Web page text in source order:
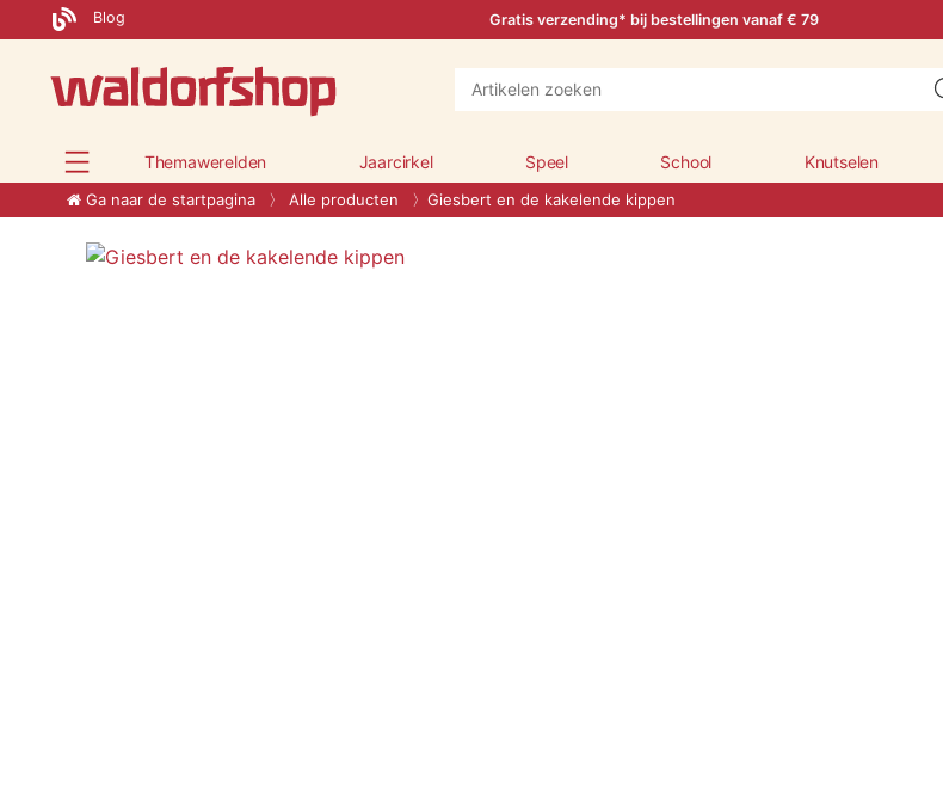
Blog Gratis verzending* bij bestellingen vanaf € 79
Themawerelden Jaarcirkel Speel School Knutselen
Ga naar de startpagina Alle producten Giesbert en de kakelende kippen